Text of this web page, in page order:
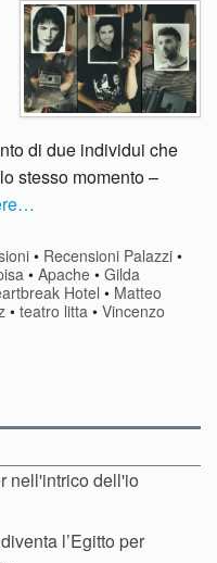
di due individui che
stesso momento –
• Recensioni Palazzi•
•Apache •Gilda
Hotel • Matteo
• teatro litta • Vincenzo
nell'intrico dell'io
l’Egitto per